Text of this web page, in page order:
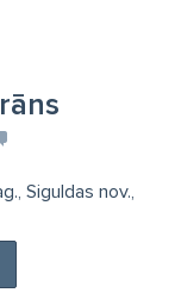
Siguldas nov.,